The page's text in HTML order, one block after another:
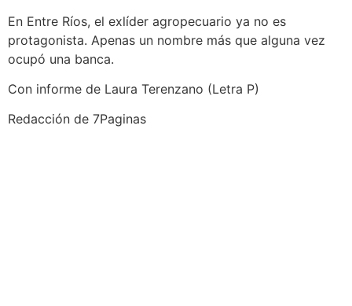
En Entre Ríos, el exlíder agropecuario ya no es
protagonista. Apenas un nombre más que alguna vez
ocupó una banca.
Con informe de Laura Terenzano (Letra P)
Redacción de 7Paginas